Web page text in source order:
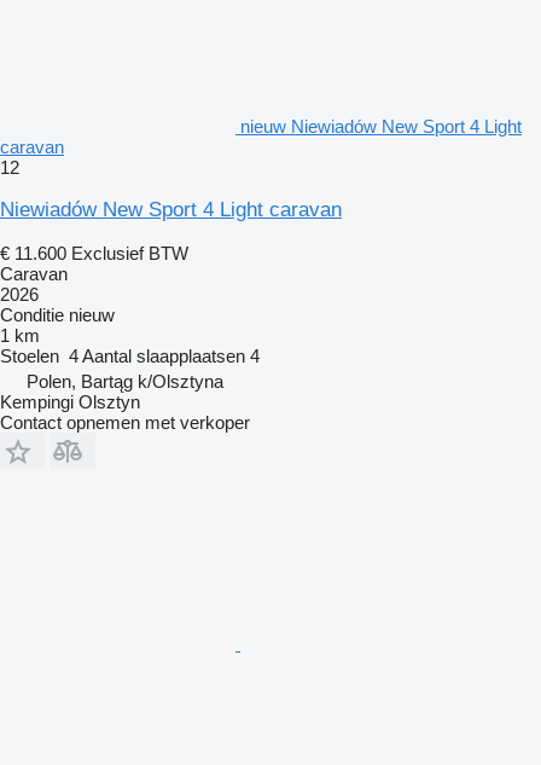
nieuw Niewiadów New Sport 4 Light
caravan
12
Niewiadów New Sport 4 Light caravan
€ 11.600 Exclusief BTW
Caravan
2026
Conditie nieuw
1 km
Stoelen 4Aantal slaapplaatsen 4
Polen, Bartąg k/Olsztyna
Kempingi Olsztyn
Contact opnemen met verkoper